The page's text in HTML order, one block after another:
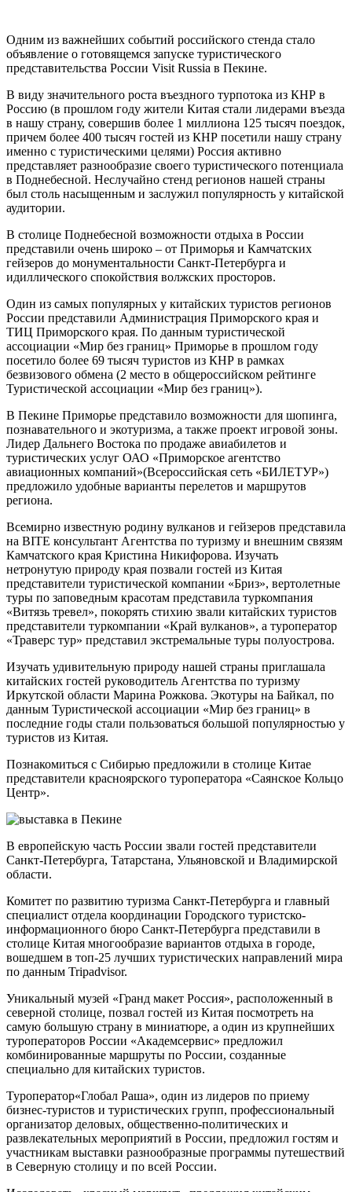
Одним из важнейших событий российского стенда стало
объявление о готовящемся запуске туристического
представительства России Visit Russia в Пекине.
В виду значительного роста въездного турпотока из КНР в
Россию (в прошлом году жители Китая стали лидерами въезда
в нашу страну, совершив более 1 миллиона 125 тысяч поездок,
причем более 400 тысяч гостей из КНР посетили нашу страну
именно с туристическими целями) Россия активно
представляет разнообразие своего туристического потенциала
в Поднебесной. Неслучайно стенд регионов нашей страны
был столь насыщенным и заслужил популярность у китайской
аудитории.
В столице Поднебесной возможности отдыха в России
представили очень широко – от Приморья и Камчатских
гейзеров до монументальности Санкт-Петербурга и
идиллического спокойствия волжских просторов.
Один из самых популярных у китайских туристов регионов
России представили Администрация Приморского края и
ТИЦ Приморского края. По данным туристической
ассоциации «Мир без границ» Приморье в прошлом году
посетило более 69 тысяч туристов из КНР в рамках
безвизового обмена (2 место в общероссийском рейтинге
Туристической ассоциации «Мир без границ»).
В Пекине Приморье представило возможности для шопинга,
познавательного и экотуризма, а также проект игровой зоны.
Лидер Дальнего Востока по продаже авиабилетов и
туристических услуг ОАО «Приморское агентство
авиационных компаний»(Всероссийская сеть «БИЛЕТУР»)
предложило удобные варианты перелетов и маршрутов
региона.
Всемирно известную родину вулканов и гейзеров представила
на BITE консультант Агентства по туризму и внешним связям
Камчатского края Кристина Никифорова. Изучать
нетронутую природу края позвали гостей из Китая
представители туристической компании «Бриз», вертолетные
туры по заповедным красотам представила туркомпания
«Витязь тревел», покорять стихию звали китайских туристов
представители туркомпании «Край вулканов», а туроператор
«Траверс тур» представил экстремальные туры полуострова.
Изучать удивительную природу нашей страны приглашала
китайских гостей руководитель Агентства по туризму
Иркутской области Марина Рожкова. Экотуры на Байкал, по
данным Туристической ассоциации «Мир без границ» в
последние годы стали пользоваться большой популярностью у
туристов из Китая.
Познакомиться с Сибирью предложили в столице Китае
представители красноярского туроператора «Саянское Кольцо
Центр».
В европейскую часть России звали гостей представители
Санкт-Петербурга, Татарстана, Ульяновской и Владимирской
области.
Комитет по развитию туризма Санкт-Петербурга и главный
специалист отдела координации Городского туристско-
информационного бюро Санкт-Петербурга представили в
столице Китая многообразие вариантов отдыха в городе,
вошедшем в топ-25 лучших туристических направлений мира
по данным Tripadvisor.
Уникальный музей «Гранд макет Россия», расположенный в
северной столице, позвал гостей из Китая посмотреть на
самую большую страну в миниатюре, а один из крупнейших
туроператоров России «Академсервис» предложил
комбинированные маршруты по России, созданные
специально для китайских туристов.
Туроператор«Глобал Раша», один из лидеров по приему
бизнес-туристов и туристических групп, профессиональный
организатор деловых, общественно-политических и
развлекательных мероприятий в России, предложил гостям и
участникам выставки разнообразные программы путешествий
в Северную столицу и по всей России.